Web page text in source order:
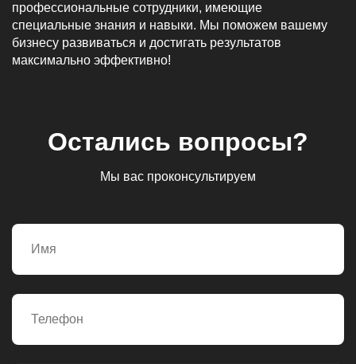
профессиональные сотрудники, имеющие
специальные знания и навыки. Мы поможем вашему
бизнесу развиваться и достигать результатов
максимально эффективно!
Остались вопросы?
Мы вас проконсультируем